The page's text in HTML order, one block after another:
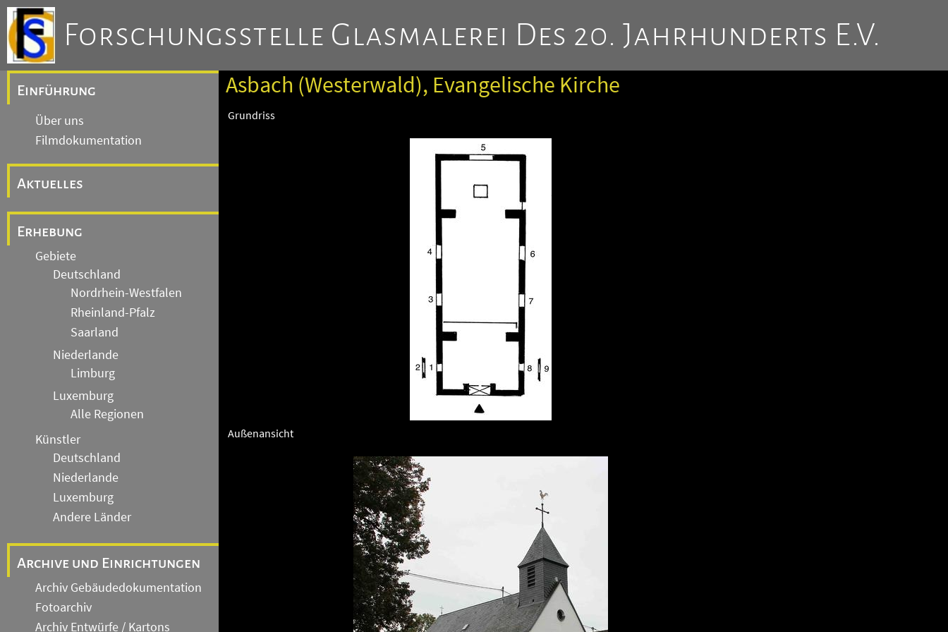
Forschungsstelle Glasmalerei Des 20. Jahrhunderts E.V.
Einführung
Über uns
Filmdokumentation
Aktuelles
Erhebung
Gebiete
Deutschland
Nordrhein-Westfalen
Rheinland-Pfalz
Saarland
Niederlande
Limburg
Luxemburg
Alle Regionen
Künstler
Deutschland
Niederlande
Luxemburg
Andere Länder
Archive und Einrichtungen
Archiv Gebäudedokumentation
Fotoarchiv
Archiv Entwürfe / Kartons
Asbach (Westerwald), Evangelische Kirche
Grundriss
Außenansicht